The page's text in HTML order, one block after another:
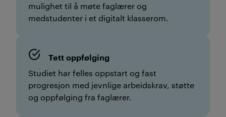
mulighet til å møte faglærer og
medstudenter i et digitalt klasserom.
Tett oppfølging
Studiet har felles oppstart og fast
progresjon med jevnlige arbeidskrav, støtte
og oppfølging fra faglærer.